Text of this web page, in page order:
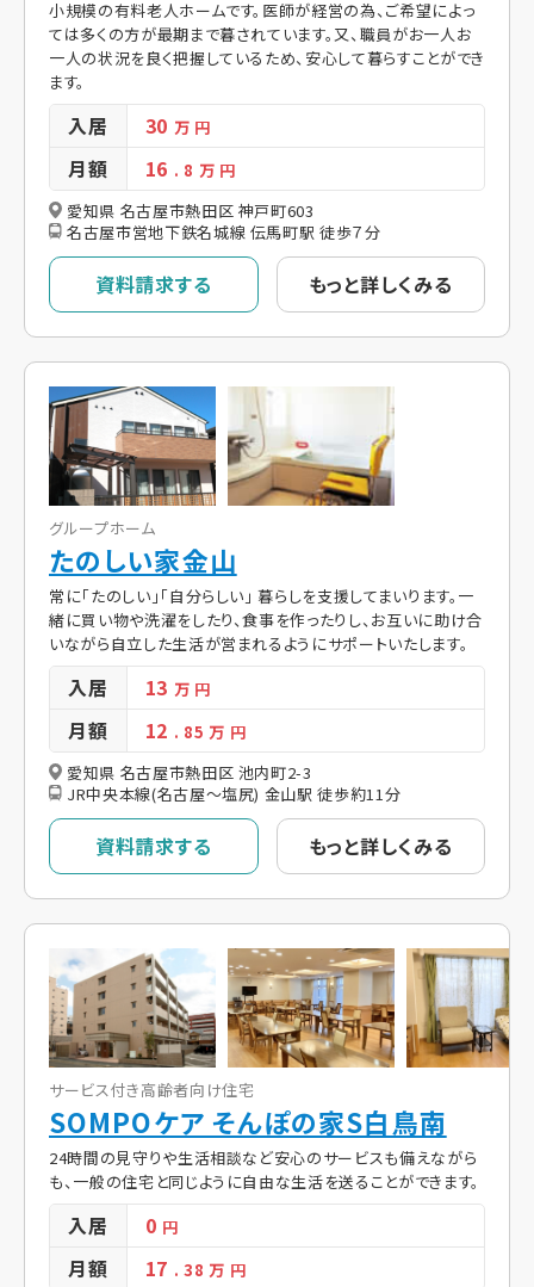
小規模の有料老人ホームです。医師が経営の為、ご希望によっ
ては多くの方が最期まで暮されています。又、職員がお一人お
一人の状況を良く把握しているため、安心して暮らすことができ
ます。
入居 30万 円
月額 16 . 8 万 円
愛知県 名古屋市熱田区 神戸町603
名古屋市営地下鉄名城線 伝馬町駅 徒歩７分
資料請求する もっと詳しくみる
グループホーム
たのしい家金山
常に「たのしい」「自分らしい」 暮らしを支援してまいります。一
緒に買い物や洗濯をしたり、食事を作ったりし、お互いに助け合
いながら自立した生活が営まれるようにサポートいたします。
入居 13万 円
月額 12 . 85万 円
愛知県 名古屋市熱田区 池内町2-3
JR中央本線(名古屋～塩尻) 金山駅 徒歩約11分
資料請求する もっと詳しくみる
サービス付き高齢者向け住宅
SOMPOケア そんぽの家S白鳥南
24時間の見守りや生活相談など安心のサービスも備えながら
も、一般の住宅と同じように自由な生活を送ることができます。
入居 0 円
月額 17 . 38万 円